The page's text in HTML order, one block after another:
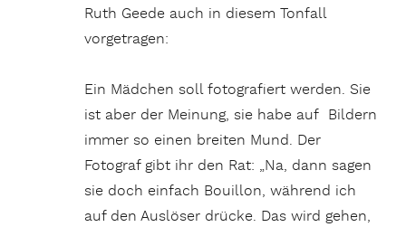
Ruth Geede auch in diesem Tonfall
vorgetragen:
Ein Mädchen soll fotografiert werden. Sie
ist aber der Meinung, sie habe auf Bildern
immer so einen breiten Mund. Der
Fotograf gibt ihr den Rat: „Na, dann sagen
sie doch einfach Bouillon, während ich
auf den Auslöser drücke. Das wird gehen,